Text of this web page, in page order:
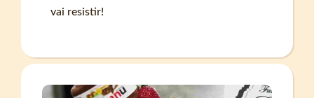
vai resistir!